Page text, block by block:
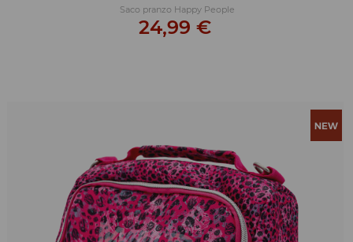
Saco pranzo Happy People
24,99 €